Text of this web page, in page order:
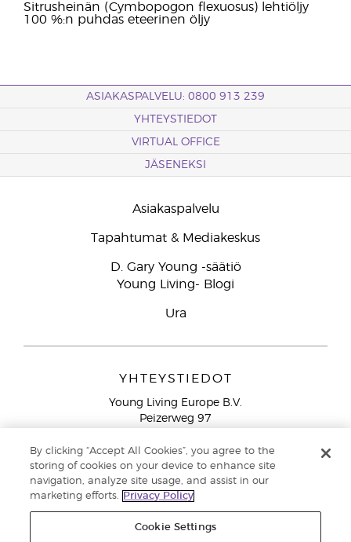
Sitrusheinän (Cymbopogon flexuosus) lehtiöljy
100 %:n puhdas eteerinen öljy
ASIAKASPALVELU: 0800 913 239
YHTEYSTIEDOT
VIRTUAL OFFICE
JÄSENEKSI
Asiakaspalvelu
Tapahtumat & Mediakeskus
D. Gary Young -säätiö
Young Living- Blogi
Ura
YHTEYSTIEDOT
Young Living Europe B.V.
Peizerweg 97
Netherlands
Ilmainen yhteydenotto lankanumeroista Suomesta
913 239
Email: asiakaspalvelu@youngliving.com
By clicking “Accept All Cookies”, you agree to the
storing of cookies on your device to enhance site
navigation, analyze site usage, and assist in our
marketing efforts.
Privacy Policy
Cookie Settings